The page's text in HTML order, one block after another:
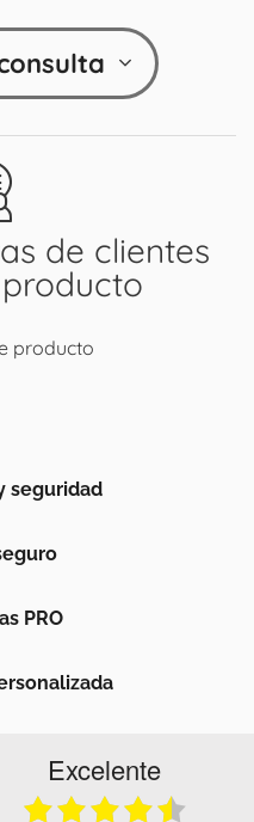
de clientes
producto
seguridad
PRO
Excelente